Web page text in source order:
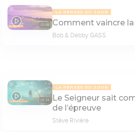
07:08
LA PENSÉE DU JOUR
Comment vaincre
Bob & Debby GASS
07:24
LA PENSÉE DU JOUR
Le Seigneur sait
de l’épreuve
Stève Rivière